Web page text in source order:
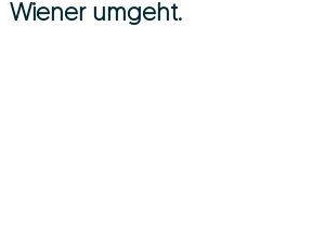
Wiener umgeht.